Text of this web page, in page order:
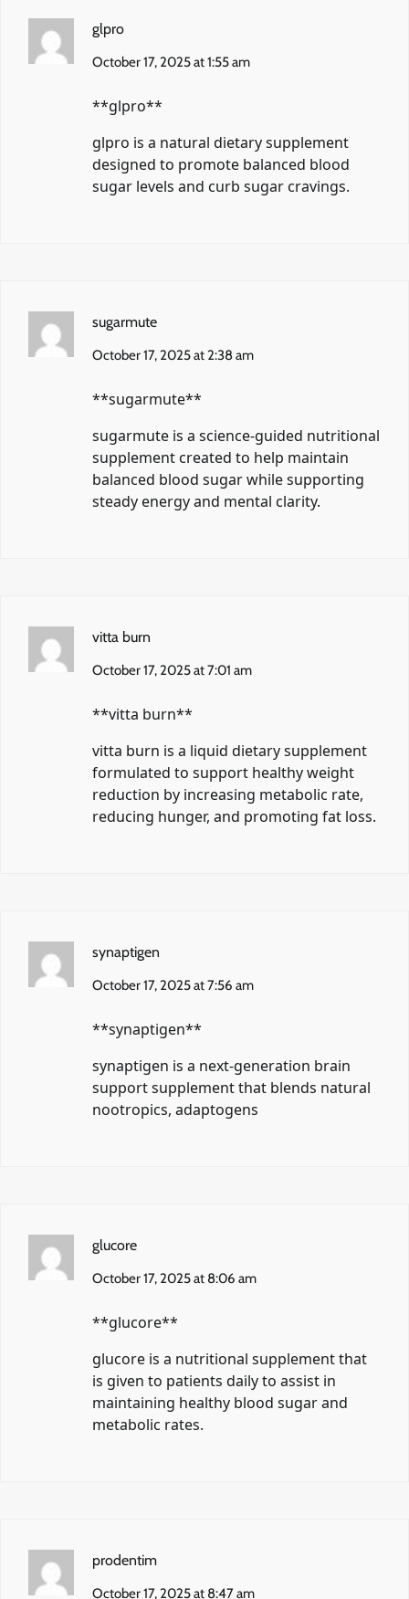
glpro
October 17, 2025 at 1:55 am
** glpro**
glpro is a natural dietary supplement
designed to promote balanced blood
sugar levels and curb sugar cravings.
sugarmute
October 17, 2025 at 2:38 am
** sugarmute**
sugarmute is a science-guided nutritional
supplement created to help maintain
balanced blood sugar while supporting
steady energy and mental clarity.
vitta burn
October 17, 2025 at 7:01 am
**vitta burn**
vitta burn is a liquid dietary supplement
formulated to support healthy weight
reduction by increasing metabolic rate,
reducing hunger, and promoting fat loss.
synaptigen
October 17, 2025 at 7:56 am
**synaptigen**
synaptigen is a next-generation brain
support supplement that blends natural
nootropics, adaptogens
glucore
October 17, 2025 at 8:06 am
** glucore**
glucore is a nutritional supplement that
is given to patients daily to assist in
maintaining healthy blood sugar and
metabolic rates.
prodentim
October 17, 2025 at 8:47 am